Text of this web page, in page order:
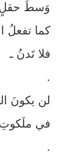
حقلٍ
تفعلُ الريحُ
تَدنُ ـ
يكونَ اللقاءَ
ملَكوتِ